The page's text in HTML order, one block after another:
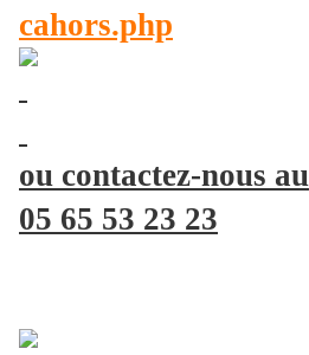
cahors.php
ou contactez-nous au
05 65 53 23 23